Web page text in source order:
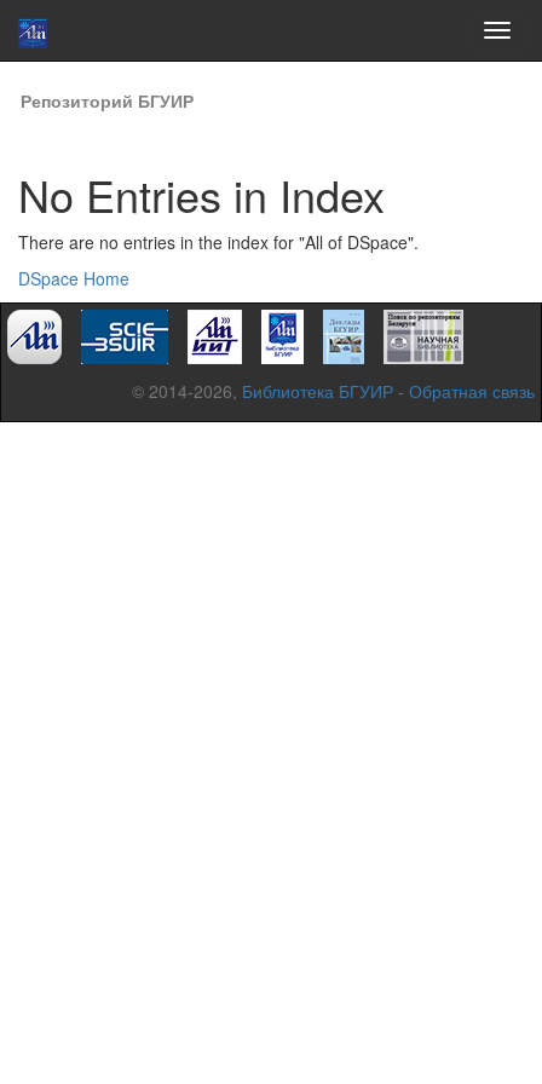
Skip
navigation
Репозиторий БГУИР
No Entries in Index
There are no entries in the index for "All of DSpace".
DSpace Home
© 2014-2026, Библиотека БГУИР - Обратная связь